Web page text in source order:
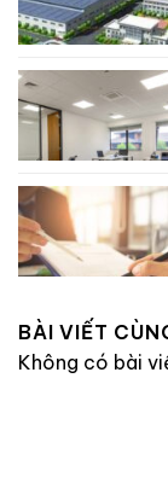
BÀI VIẾT
Không có bài